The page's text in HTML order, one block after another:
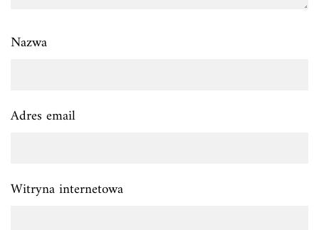
Nazwa
Adres email
Witryna internetowa